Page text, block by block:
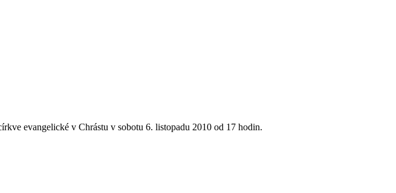
evangelické v Chrástu v sobotu 6. listopadu 2010 od 17 hodin.